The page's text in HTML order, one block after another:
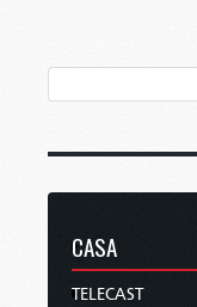
CASA
TELECAST